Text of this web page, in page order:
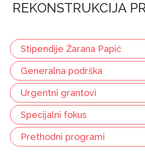
REKONSTRUKCIJA
Stipendije Žarana Papić
Generalna podrška
Urgentni grantovi
Specijalni fokus
Prethodni programi